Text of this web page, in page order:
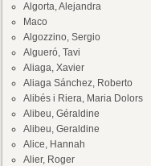
Algorta, Alejandra
Maco
Algozzino, Sergio
Algueró, Tavi
Aliaga, Xavier
Aliaga Sánchez, Roberto
Alibés i Riera, Maria Dolors
Alibeu, Géraldine
Alibeu, Geraldine
Alice, Hannah
Alier, Roger